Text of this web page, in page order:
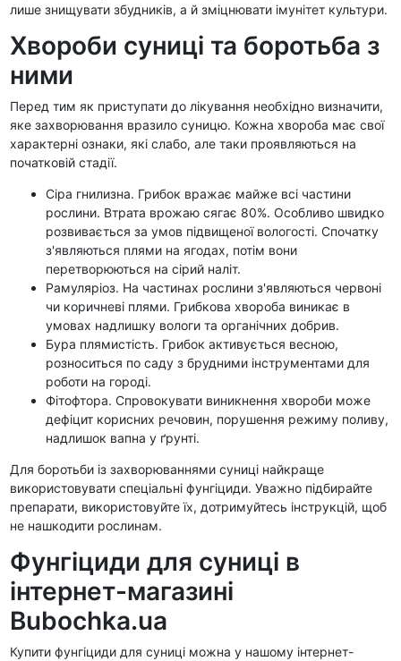
лише знищувати збудників, а й зміцнювати імунітет культури.
Хвороби суниці та боротьба з
ними
Перед тим як приступати до лікування необхідно визначити,
яке захворювання вразило суницю. Кожна хвороба має свої
характерні ознаки, які слабо, але таки проявляються на
початковій стадії.
Сіра гнилизна. Грибок вражає майже всі частини
рослини. Втрата врожаю сягає 80%. Особливо швидко
розвивається за умов підвищеної вологості. Спочатку
з'являються плями на ягодах, потім вони
перетворюються на сірий наліт.
Рамуляріоз. На частинах рослини з'являються червоні
чи коричневі плями. Грибкова хвороба виникає в
умовах надлишку вологи та органічних добрив.
Бура плямистість. Грибок активується весною,
розноситься по саду з брудними інструментами для
роботи на городі.
Фітофтора. Спровокувати виникнення хвороби може
дефіцит корисних речовин, порушення режиму поливу,
надлишок вапна у ґрунті.
Для боротьби із захворюваннями суниці найкраще
використовувати спеціальні фунгіциди. Уважно підбирайте
препарати, використовуйте їх, дотримуйтесь інструкцій, щоб
не нашкодити рослинам.
Фунгіциди для суниці в
інтернет-магазині
Bubochka.ua
Купити фунгіциди для суниці можна у нашому інтернет-